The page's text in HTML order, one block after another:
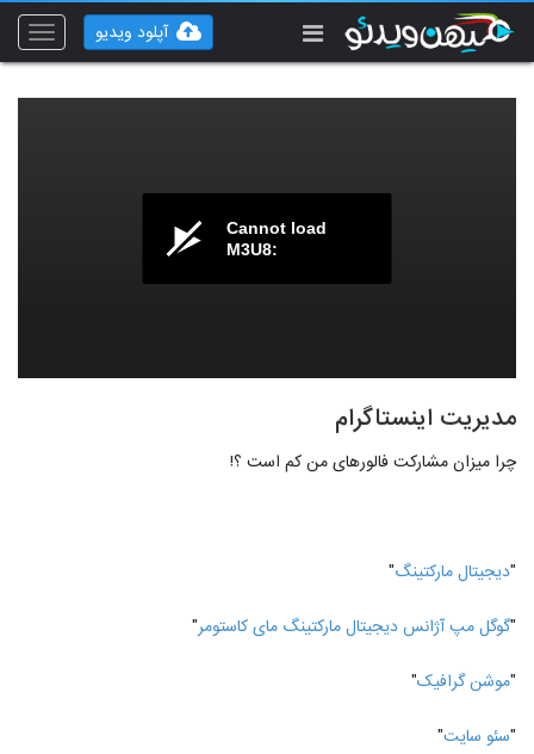
Toggle
آپلود ویدیو
Cannot load
M3U8:
مدیریت اینستاگرام
چرا میزان مشارکت فالورهای من کم است ؟!
"دیجیتال مارکتینگ"
"گوگل مپ آژانس دیجیتال مارکتینگ مای کاستومر"
"موشن گرافیک"
"سئو سایت"